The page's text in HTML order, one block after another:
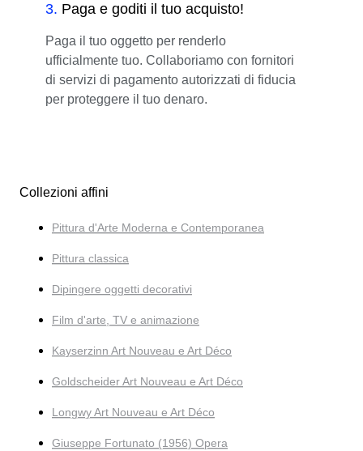
3. Paga e goditi il tuo acquisto!
Paga il tuo oggetto per renderlo
ufficialmente tuo. Collaboriamo con fornitori
di servizi di pagamento autorizzati di fiducia
per proteggere il tuo denaro.
Collezioni affini
Pittura d'Arte Moderna e Contemporanea
Pittura classica
Dipingere oggetti decorativi
Film d'arte, TV e animazione
Kayserzinn Art Nouveau e Art Déco
Goldscheider Art Nouveau e Art Déco
Longwy Art Nouveau e Art Déco
Giuseppe Fortunato (1956) Opera